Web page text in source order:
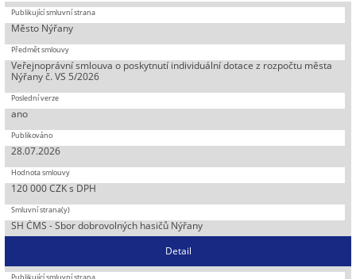
Město Nýřany
Veřejnoprávní smlouva o poskytnutí individuální dotace z rozpočtu města
Nýřany č. VS 5/2026
ano
28.07.2026
120 000 CZK s DPH
SH ČMS - Sbor dobrovolných hasičů Nýřany
Detail